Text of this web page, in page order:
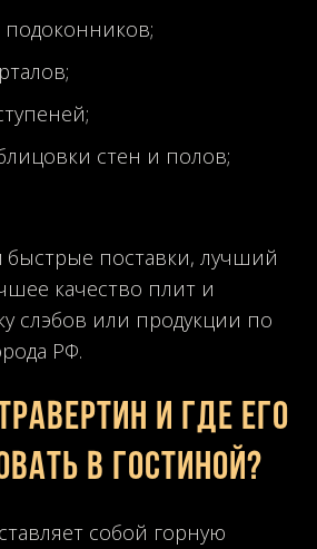
стен и полов;
быстрые поставки, лучший
качество плит и
слэбов или продукции по
РФ.
и где его
в гостиной?
собой горную